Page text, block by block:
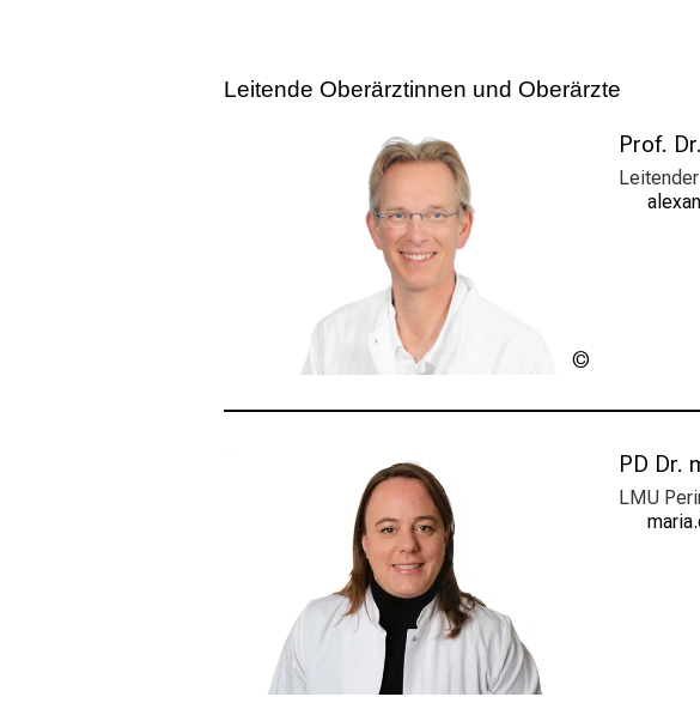
Leitende Oberärztinnen und Oberärzte
presse/
Prof.
PD Dr.
LMU